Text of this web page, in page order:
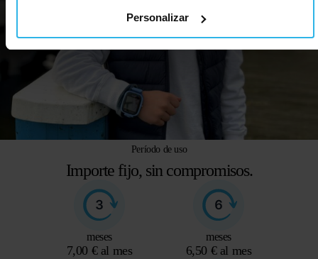
Personalizar
Período de uso
Importe fijo, sin compromisos.
meses
7,00 € al mes
meses
6,50 € al mes